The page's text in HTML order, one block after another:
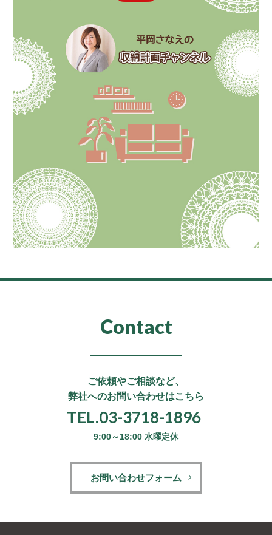
Contact
ご依頼やご相談など、
弊社へのお問い合わせはこちら
TEL.03-3718-1896
9:00～18:00 水曜定休
お問い合わせフォーム